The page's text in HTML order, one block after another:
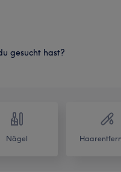
gesucht hast?
Nägel